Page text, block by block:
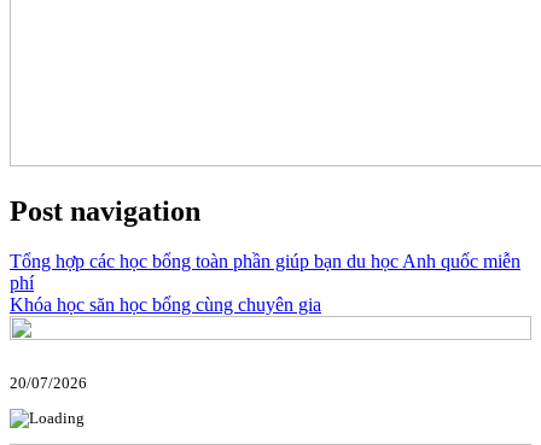
Post navigation
Tổng hợp các học bổng toàn phần giúp bạn du học Anh quốc miễn
phí
Khóa học săn học bổng cùng chuyên gia
20/07/2026